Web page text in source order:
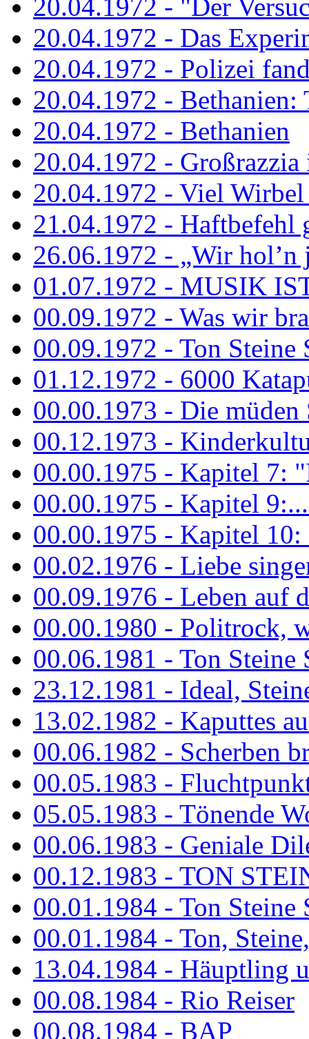
20.04.1972 - "Der
20.04.1972 - Das
20.04.1972 - Polizei
20.04.1972 - Bethanien:
20.04.1972 - Bethanien
20.04.1972 - Großrazzia
20.04.1972 - Viel
21.04.1972 - Haftbefehl
26.06.1972 - „Wir hol’n
01.07.1972 - MUSIK
00.09.1972 - Was wir
00.09.1972 - Ton Steine
01.12.1972 - 6000
00.00.1973 - Die müden
00.12.1973 -
00.00.1975 - Kapitel 7:
00.00.1975 - Kapitel
00.00.1975 - Kapitel
00.02.1976 - Liebe
00.09.1976 - Leben auf
00.00.1980 - Politrock,
00.06.1981 - Ton Steine
23.12.1981 - Ideal,
13.02.1982 - Kaputtes
00.06.1982 - Scherben
00.05.1983 -
05.05.1983 - Tönende
00.06.1983 - Geniale
00.12.1983 - TON
00.01.1984 - Ton Steine
00.01.1984 - Ton,
13.04.1984 - Häuptling
00.08.1984 - Rio Reiser
00.08.1984 - BAP